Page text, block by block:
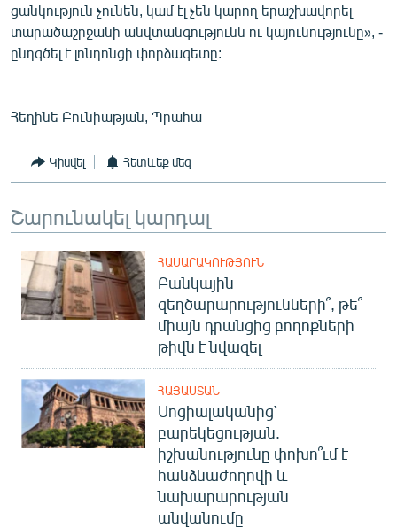
ցանկություն չունեն, կամ էլ չեն կարող երաշխավորել
տարածաշրջանի անվտանգությունն ու կայունությունը», -
ընդգծել է լոնդոնցի փորձագետը:
Հեղինե Բունիաթյան, Պրահա
Կիսվել Հետևեք մեզ
Շարունակել կարդալ
ՀԱՍԱՐԱԿՈՒԹՅՈՒՆ
Բանկային
զեղծարարությունների՞, թե՞
միայն դրանցից բողոքների
թիվն է նվազել
ՀԱՅԱՍՏԱՆ
Սոցիալականից՝
բարեկեցության.
իշխանությունը փոխո՞ւմ է
հանձնաժողովի և
նախարարության
անվանումը